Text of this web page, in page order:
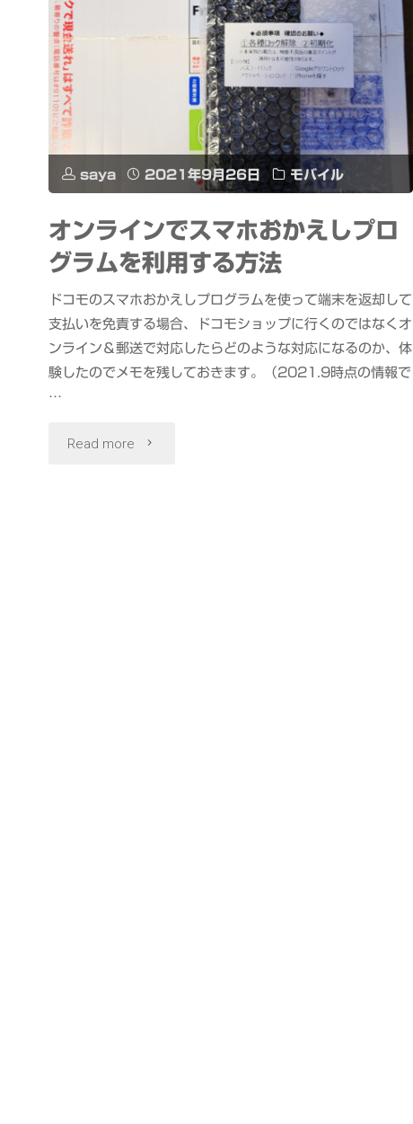
saya 2021年9月26日 モバイル
オンラインでスマホおかえしプロ
グラムを利用する方法
ドコモのスマホおかえしプログラムを使って端末を返却して
支払いを免責する場合、ドコモショップに行くのではなくオ
ンライン＆郵送で対応したらどのような対応になるのか、体
験したのでメモを残しておきます。（2021.9時点の情報で
…
Read more "オ